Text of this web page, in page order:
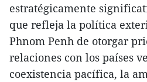
estratégicamente
que refleja la política
Phnom Penh de otorgar
relaciones con los países
coexistencia pacífica, la